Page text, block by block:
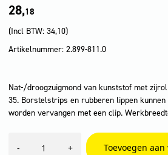
28,18
(Incl BTW: 34,10)
Artikelnummer: 2.899-811.0
Nat-/droogzuigmond van kunststof met
35. Borstelstrips en rubberen lippen
worden vervangen met een clip.
-
vloerzuigmond
+ Toevoegen